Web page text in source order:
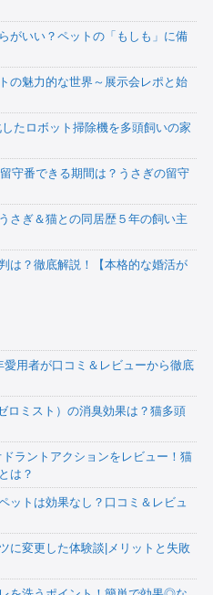
がいい？ペットの「もしも」に備
の魅力的な世界～展示会レポと始
たロボット掃除機を多頭飼いの家
守番できる期間は？うさぎの留守
さぎ＆猫との同居歴５年の飼い主
は？徹底解説！【本格的な婚活が
用者が口コミ＆レビューから徹底
ロミスト）の消臭効果は？猫多頭
ドラントアクションをレビュー！猫
は？
ットは効果なし？口コミ＆レビュ
に変更した体験談|メリットと失敗